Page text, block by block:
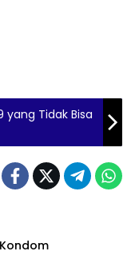
yang Tidak Bisa